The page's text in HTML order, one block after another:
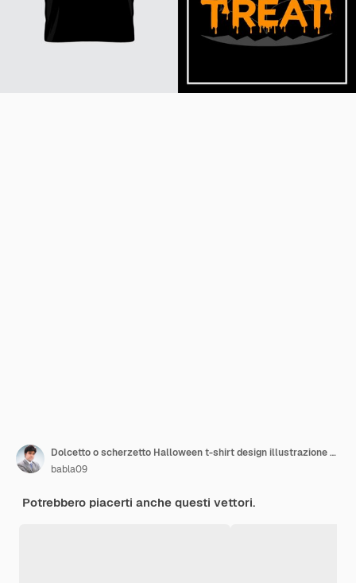
Dolcetto o scherzetto Halloween t-shirt design illustrazione vettoriale
babla09
Potrebbero piacerti anche questi vettori.